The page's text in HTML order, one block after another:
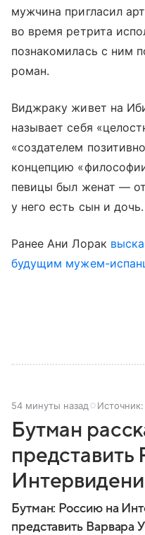
мужчина пригласил
во время ретрита
познакомилась с ним
роман.
Виджраку живет на
называет себя
«создателем
концепцию
певицы был женат —
у него есть сын и дочь.
Ранее Ани Лорак
будущим мужем-
54 минуты назад Источник:
Бутман
представить
Бутман: Россию на
представить Варвара